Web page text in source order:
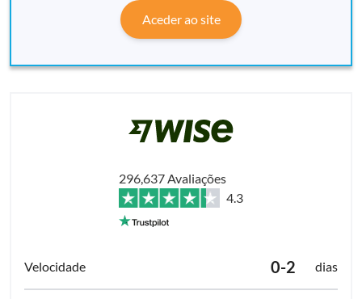
Aceder ao site
296,637 Avaliações
4.3
0-2 dias